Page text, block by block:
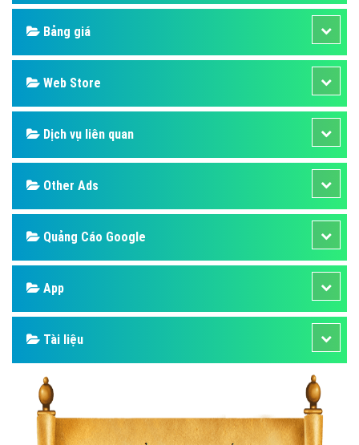
Bảng giá
Web Store
Dịch vụ liên quan
Other Ads
Quảng Cáo Google
App
Tài liệu